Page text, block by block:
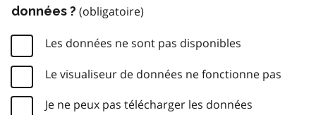
données ?
Les données ne sont pas disponibles
Le visualiseur de données ne fonctionne pas
Je ne peux pas télécharger les données